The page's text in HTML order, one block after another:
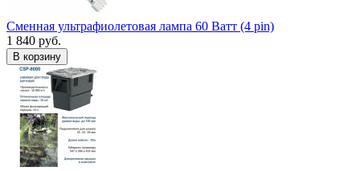
Сменная ультрафиолетовая лампа 60 Ватт (4 pin)
1 840 руб.
В корзину